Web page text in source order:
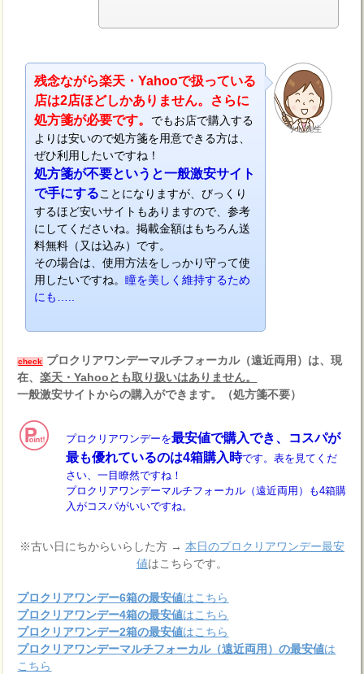
ナビ先生
残念ながら楽天・Yahooで扱っている
店は2店ほどしかありません。さらに
処方箋が必要です。 でもお店で購入する
よりは安いので処方箋を用意できる方は、
ぜひ利用したいですね！
処方箋が不要というと一般激安サイト
で手にすることになりますが、びっくり
するほど安いサイトもありますので、参考
にしてくださいね。掲載金額はもちろん送
料無料（又は込み）です。
その場合は、使用方法をしっかり守って使
用したいですね。瞳を美しく維持するため
にも…..
check
プロクリアワンデーマルチフォーカル（遠近両用）は、現
在、楽天・Yahooとも取り扱いはありません。
一般激安サイトからの購入ができます。（処方箋不要）
プロクリアワンデーを最安値で購入でき、コスパが
最も優れているのは4箱購入時です。表を見てくだ
さい、一目瞭然ですね！
プロクリアワンデーマルチフォーカル（遠近両用）も4箱購
入がコスパがいいですね。
※古い日にちからいらした方 → 本日のプロクリアワンデー最安
値はこちらです。
プロクリアワンデー6箱の最安値はこちら
プロクリアワンデー4箱の最安値はこちら
プロクリアワンデー2箱の最安値はこちら
プロクリアワンデーマルチフォーカル（遠近両用）の最安値は
こちら